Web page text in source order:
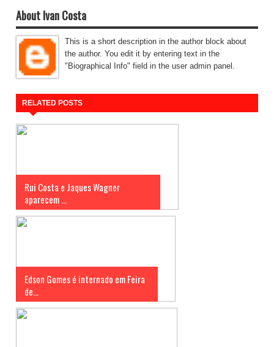
About Ivan Costa
This is a short description in the author block about
the author. You edit it by entering text in the
"Biographical Info" field in the user admin panel.
RELATED POSTS
Rui Costa e Jaques Wagner
aparecem ...
Edson Gomes é internado em Feira
de...